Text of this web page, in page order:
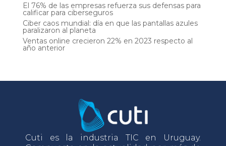
El 76% de las empresas refuerza sus defensas para
calificar para ciberseguros
Ciber caos mundial: día en que las pantallas azules
paralizaron al planeta
Ventas online crecieron 22% en 2023 respecto al
año anterior
Cuti es la industria TIC en Uruguay.